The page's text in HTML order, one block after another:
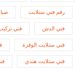
رقم فني ستلايت
فني الدش فني
فني ستلايت الوفرة
فني ستلايت هندي